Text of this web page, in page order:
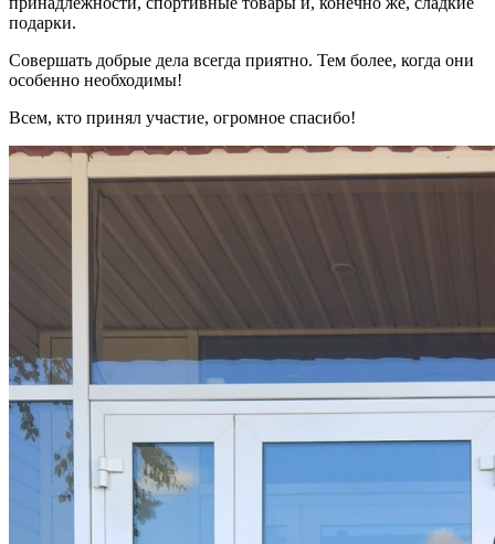
подарки.
Совершать добрые дела всегда приятно. Тем более, когда они
особенно необходимы!
Всем, кто принял участие, огромное спасибо!